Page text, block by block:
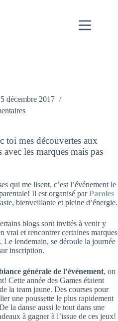
5 décembre 2017
toi mes découvertes aux
les marques mais pas
qui me lisent, c’est l’événement le
Il est organisé parParoles
bienveillante et pleine d’énergie.
blogs sont invités à venir y
vrai et rencontrer certaines marques
Le lendemain, se déroule la journée
inscription.
générale de l’événement, on
Cette année des Games étaient
la team jaune. Des courses pour
une poussette le plus rapidement
la danse aussi le tout dans une
à gagner à l’issue de ces jeux!